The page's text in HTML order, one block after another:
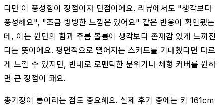
다만 이 풍성함이 장점이자 단점이에요. 리뷰에서도 "생각보다
풍성해요", "조금 벙벙한 느낌은 있어요" 같은 반응이 확인됐는
데, 이는 원단의 힘과 주름 볼륨이 생각보다 존재감 있게 느껴진
다는 뜻이에요. 평면적으로 떨어지는 스커트를 기대했다면 다르
게 느낄 수 있지만, 반대로 로맨틱한 분위기나 체형 커버를 원하
면 큰 장점이 돼요.
총기장이 롱이라는 점도 중요해요. 실제 후기 중에는 키 161cm